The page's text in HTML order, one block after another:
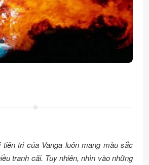
tiên tri của Vanga luôn mang màu sắc
tranh cãi. Tuy nhiên, nhìn vào những